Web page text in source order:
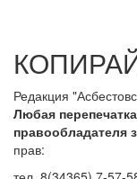
Редакция
Любая
правообладателя
прав: